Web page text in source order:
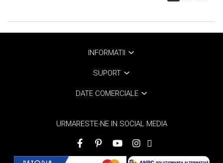
INFORMATII
SUPORT
DATE COMERCIALE
URMARESTE-NE IN SOCIAL MEDIA